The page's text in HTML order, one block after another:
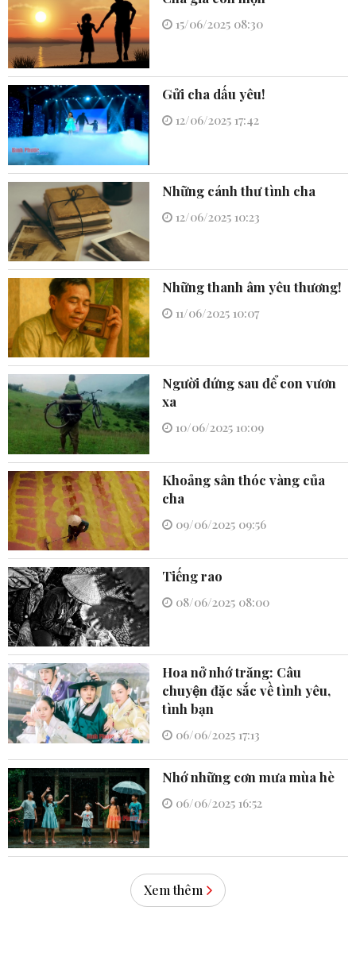
15/06/2025 08:30
Gửi cha dấu yêu!
12/06/2025 17:42
Những cánh thư tình cha
12/06/2025 10:23
Những thanh âm yêu thương!
11/06/2025 10:07
Người đứng sau để con vươn
xa
10/06/2025 10:09
Khoảng sân thóc vàng của
cha
09/06/2025 09:56
Tiếng rao
08/06/2025 08:00
Hoa nở nhớ trăng: Câu
chuyện đặc sắc về tình yêu,
tình bạn
06/06/2025 17:13
Nhớ những cơn mưa mùa hè
06/06/2025 16:52
Xem thêm